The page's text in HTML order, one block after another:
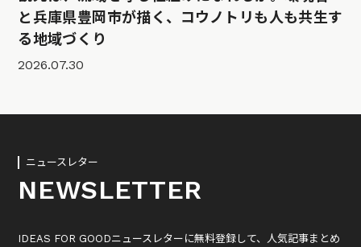
と兵庫県豊岡市が描く、コウノトリも人も共生す
る地域づくり
2026.07.30
ニュースレター
NEWSLETTER
IDEAS FOR GOODニュースレターに無料登録して、人気記事まとめ